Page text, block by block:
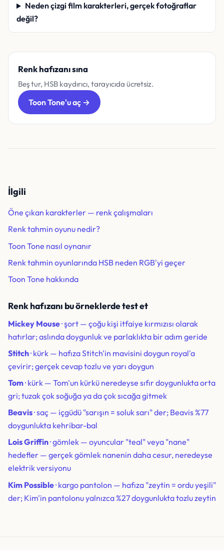
Neden çizgi film karakterleri, gerçek fotoğraflar
değil?
Renk hafızanı sına
Beş tur, HSB kaydırıcı, tarayıcıda ücretsiz.
Toon Tone'u aç →
İlgili
Öne çıkan karakterler — renk çalışmaları
Renk tahmin oyunu nedir?
Toon Tone nasıl oynanır
Renk tahmin oyunlarında HSB neden RGB'yi geçer
Toon Tone hakkında
Renk hafızanı bu örneklerde test et
Mickey Mouse· şort — çoğu kişi itfaiye kırmızısı olarak
hatırlar; aslında doygunluk ve parlaklıkta bir adım geride
Stitch· kürk — hafıza Stitch'in mavisini doygun royal'a
çevirir; gerçek cevap tozlu ve yarı doygun
Tom· kürk — Tom'un kürkü neredeyse sıfır doygunlukta orta
gri; tuzak çok soğuğa ya da çok sıcağa gitmek
Beavis· saç — içgüdü "sarışın = soluk sarı" der; Beavis %77
doygunlukta kehribar-bal
Lois Griffin· gömlek — oyuncular "teal" veya "nane"
hedefler — gerçek gömlek nanenin daha cesur, neredeyse
elektrik versiyonu
Kim Possible· kargo pantolon — hafıza "zeytin = ordu yeşili"
der; Kim'in pantolonu yalnızca %27 doygunlukta tozlu zeytin